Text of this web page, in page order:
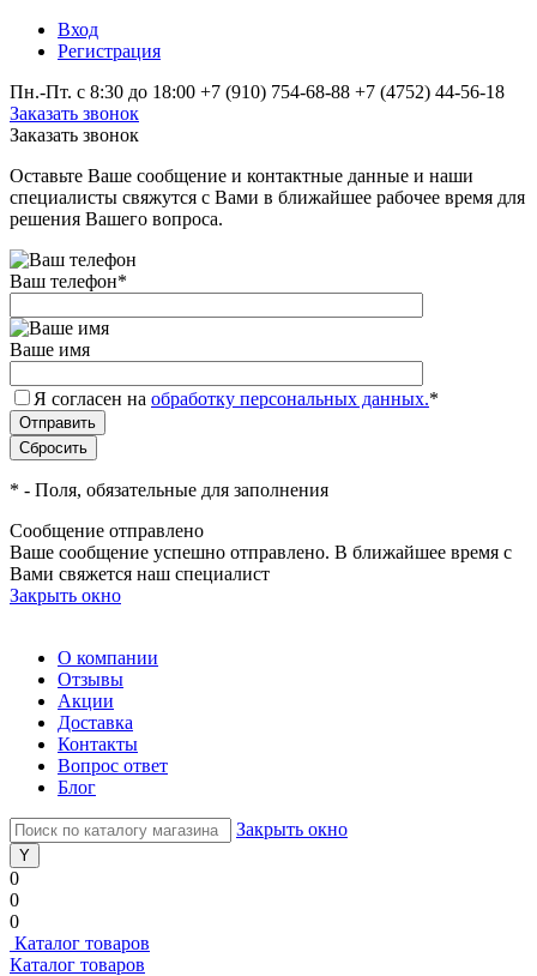
Вход
Регистрация
Пн.-Пт. с 8:30 до 18:00 +7 (910) 754‑68-88 +7 (4752) 44-56-18
Заказать звонок
Заказать звонок
Оставьте Ваше сообщение и контактные данные и наши
специалисты свяжутся с Вами в ближайшее рабочее время для
решения Вашего вопроса.
Ваш телефон*
Ваше имя
Я согласен на обработку персональных данных.*
* - Поля, обязательные для заполнения
Сообщение отправлено
Ваше сообщение успешно отправлено. В ближайшее время с
Вами свяжется наш специалист
Закрыть окно
О компании
Отзывы
Акции
Доставка
Контакты
Вопрос ответ
Блог
Закрыть окно
0
0
0
Каталог товаров
Каталог товаров